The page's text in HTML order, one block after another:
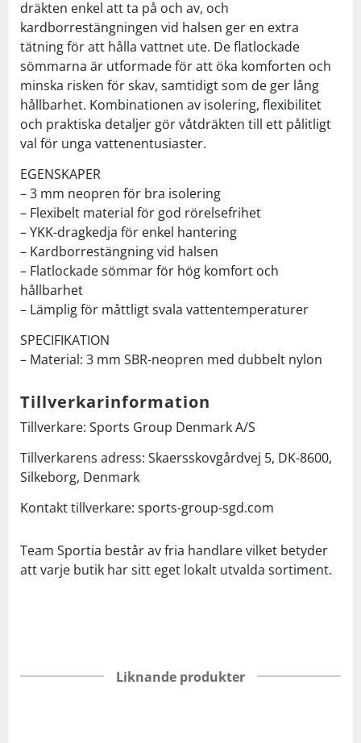
dräkten enkel att ta på och av, och
kardborrestängningen vid halsen ger en extra
tätning för att hålla vattnet ute. De flatlockade
sömmarna är utformade för att öka komforten och
minska risken för skav, samtidigt som de ger lång
hållbarhet. Kombinationen av isolering, flexibilitet
och praktiska detaljer gör våtdräkten till ett pålitligt
val för unga vattenentusiaster.
EGENSKAPER
– 3 mm neopren för bra isolering
– Flexibelt material för god rörelsefrihet
– YKK-dragkedja för enkel hantering
– Kardborrestängning vid halsen
– Flatlockade sömmar för hög komfort och
hållbarhet
– Lämplig för måttligt svala vattentemperaturer
SPECIFIKATION
– Material: 3 mm SBR-neopren med dubbelt nylon
Tillverkarinformation
Tillverkare: Sports Group Denmark A/S
Tillverkarens adress: Skaersskovgårdvej 5, DK-8600,
Silkeborg, Denmark
Kontakt tillverkare: sports-group-sgd.com
Team Sportia består av fria handlare vilket betyder
att varje butik har sitt eget lokalt utvalda sortiment.
Liknande produkter